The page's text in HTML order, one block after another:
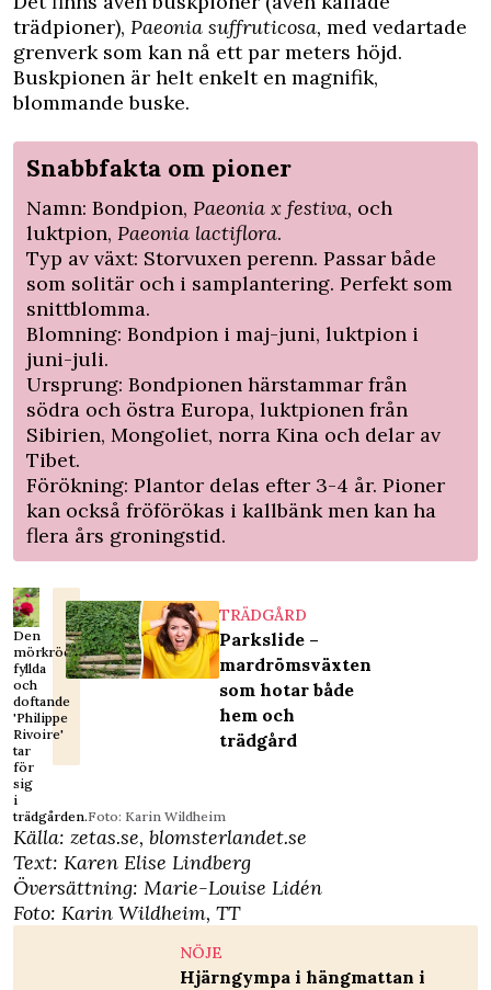
trädpioner), Paeonia suffruticosa, med vedartade
grenverk som kan nå ett par meters höjd.
Buskpionen är helt enkelt en magnifik,
blommande buske.
Snabbfakta om pioner
Namn: Bondpion, Paeonia x festiva, och
luktpion, Paeonia lactiflora.
Typ av växt: Storvuxen perenn. Passar både
som solitär och i samplantering. Perfekt som
snittblomma.
Blomning: Bondpion i maj-juni, luktpion i
juni-juli.
Ursprung: Bondpionen härstammar från
södra och östra Europa, luktpionen från
Sibirien, Mongoliet, norra Kina och delar av
Tibet.
Förökning: Plantor delas efter 3-4 år. Pioner
kan också fröförökas i kallbänk men kan ha
flera års groningstid.
Den
mörkröda,
fyllda
och
doftande
'Philippe
Rivoire'
tar
för
sig
i
trädgården.Foto: Karin Wildheim
TRÄDGÅRD
Parkslide –
mardrömsväxten
som hotar både
hem och
trädgård
Källa: zetas.se, blomsterlandet.se
Text: Karen Elise Lindberg
Översättning: Marie-Louise Lidén
Foto: Karin Wildheim, TT
NÖJE
Hjärngympa i hängmattan i